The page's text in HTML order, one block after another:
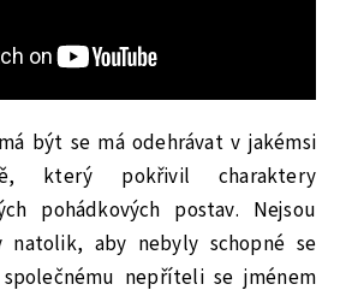
být se má odehrávat v jakémsi
který pokřivil charaktery
pohádkových postav. Nejsou
natolik, aby nebyly schopné se
nepříteli se jménem